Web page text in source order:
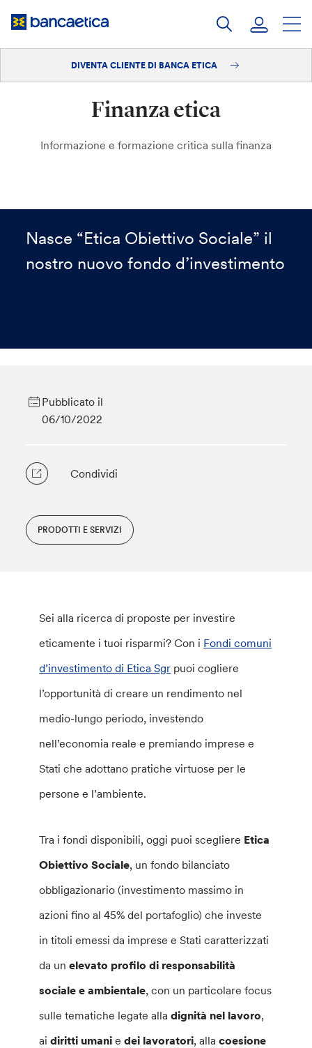
DIVENTA CLIENTE DI BANCA ETICA
Finanza etica
Informazione e formazione critica sulla finanza
Nasce “Etica Obiettivo Sociale” il
nostro nuovo fondo d’investimento
Pubblicato il
06/10/2022
Condividi
PRODOTTI E SERVIZI
Sei alla ricerca di proposte per investire
eticamente i tuoi risparmi? Con i Fondi comuni
d’investimento di Etica Sgr puoi cogliere
l’opportunità di creare un rendimento nel
medio-lungo periodo, investendo
nell’economia reale e premiando imprese e
Stati che adottano pratiche virtuose per le
persone e l’ambiente.
Tra i fondi disponibili, oggi puoi scegliere Etica
Obiettivo Sociale, un fondo bilanciato
obbligazionario (investimento massimo in
azioni fino al 45% del portafoglio) che investe
in titoli emessi da imprese e Stati caratterizzati
da unelevato profilo di responsabilità
sociale e ambientale, con un particolare focus
sulle tematiche legate alladignità nel lavoro,
aidiritti umani edei lavoratori, allacoesione